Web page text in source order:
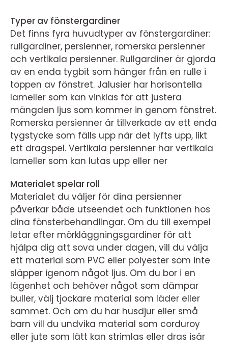
Typer av fönstergardiner
Det finns fyra huvudtyper av fönstergardiner:
rullgardiner, persienner, romerska persienner
och vertikala persienner. Rullgardiner är gjorda
av en enda tygbit som hänger från en rulle i
toppen av fönstret. Jalusier har horisontella
lameller som kan vinklas för att justera
mängden ljus som kommer in genom fönstret.
Romerska persienner är tillverkade av ett enda
tygstycke som fälls upp när det lyfts upp, likt
ett dragspel. Vertikala persienner har vertikala
lameller som kan lutas upp eller ner
Materialet spelar roll
Materialet du väljer för dina persienner
påverkar både utseendet och funktionen hos
dina fönsterbehandlingar. Om du till exempel
letar efter mörkläggningsgardiner för att
hjälpa dig att sova under dagen, vill du välja
ett material som PVC eller polyester som inte
släpper igenom något ljus. Om du bor i en
lägenhet och behöver något som dämpar
buller, välj tjockare material som läder eller
sammet. Och om du har husdjur eller små
barn vill du undvika material som corduroy
eller jute som lätt kan strimlas eller dras isär